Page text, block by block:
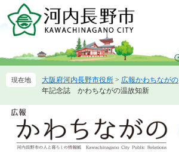
ー
先
ニ
を
て
大阪府河内長野市役所 > 広報かわちながの
年記念誌 かわちながの温故知新